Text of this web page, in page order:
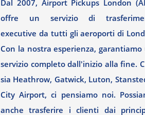
Dal 2007, Airport Pickups London
offre un servizio di
executive da tutti gli aeroporti di
Con la nostra esperienza, garantiamo
servizio completo dall'inizio alla fine.
sia Heathrow, Gatwick, Luton,
City Airport, ci pensiamo noi.
anche trasferire i clienti dai